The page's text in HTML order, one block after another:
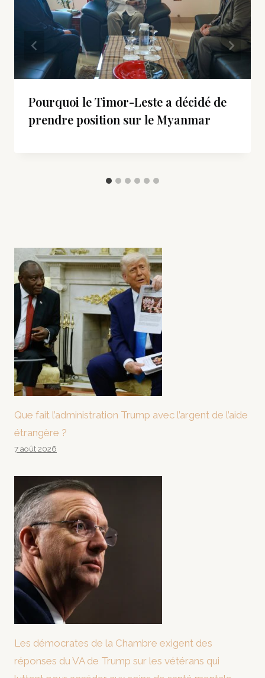
Pourquoi le Timor-Leste a décidé de
prendre position sur le Myanmar
Que fait l’administration Trump avec l’argent de l’aide
étrangère ?
7 août 2026
Les démocrates de la Chambre exigent des
réponses du VA de Trump sur les vétérans qui